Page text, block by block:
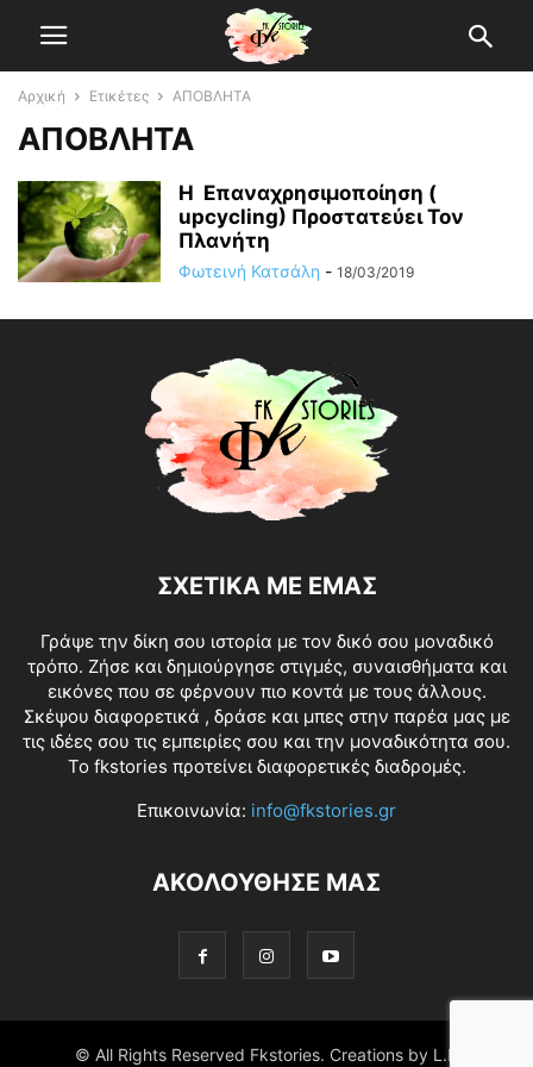
Αρχική Ετικέτες ΑΠΟΒΛΗΤΑ
ΑΠΟΒΛΗΤΑ
Η Επαναχρησιμοποίηση (
upcycling) Προστατεύει Τον
Πλανήτη
Φωτεινή Κατσάλη - 18/03/2019
ΣΧΕΤΙΚΑ ΜΕ ΕΜΑΣ
Γράψε την δίκη σου ιστορία με τον δικό σου μοναδικό
τρόπο. Ζήσε και δημιούργησε στιγμές, συναισθήματα και
εικόνες που σε φέρνουν πιο κοντά με τους άλλους.
Σκέψου διαφορετικά , δράσε και μπες στην παρέα μας με
τις ιδέες σου τις εμπειρίες σου και την μοναδικότητα σου.
Το fkstories προτείνει διαφορετικές διαδρομές.
Επικοινωνία: info@fkstories.gr
ΑΚΟΛΟΥΘΗΣΕ ΜΑΣ
© All Rights Reserved Fkstories. Creations by L.K